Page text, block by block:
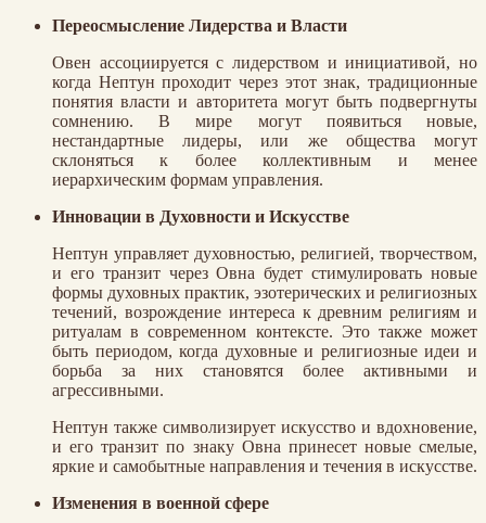
Переосмысление Лидерства и Власти
Овен ассоциируется с лидерством и инициативой, но
когда Нептун проходит через этот знак, традиционные
понятия власти и авторитета могут быть подвергнуты
сомнению. В мире могут появиться новые,
нестандартные лидеры, или же общества могут
склоняться к более коллективным и менее
иерархическим формам управления.
Инновации в Духовности и Искусстве
Нептун управляет духовностью, религией, творчеством,
и его транзит через Овна будет стимулировать новые
формы духовных практик, эзотерических и религиозных
течений, возрождение интереса к древним религиям и
ритуалам в современном контексте. Это также может
быть периодом, когда духовные и религиозные идеи и
борьба за них становятся более активными и
агрессивными.
Нептун также символизирует искусство и вдохновение,
и его транзит по знаку Овна принесет новые смелые,
яркие и самобытные направления и течения в искусстве.
Изменения в военной сфере